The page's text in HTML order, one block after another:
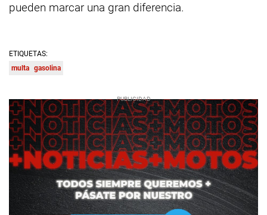
pueden marcar una gran diferencia.
ETIQUETAS:
multa gasolina